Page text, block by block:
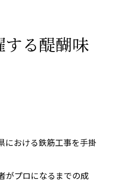
する醍醐味
における鉄筋工事を手掛
がプロになるまでの成